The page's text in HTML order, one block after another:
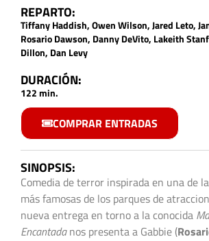
REPARTO:
Tiffany Haddish, Owen Wilson, Jared Leto,
Rosario Dawson, Danny DeVito, Lakeith
Dillon, Dan Levy
DURACIÓN:
122 min.
COMPRAR ENTRADAS
SINOPSIS:
Comedia de terror inspirada en una de
más famosas de los parques de
nueva entrega en torno a la conocida
Encantadanos presenta a Gabbie (